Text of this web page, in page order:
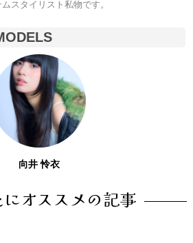
スタイリスト私物です。
向井 怜衣
オススメの記事